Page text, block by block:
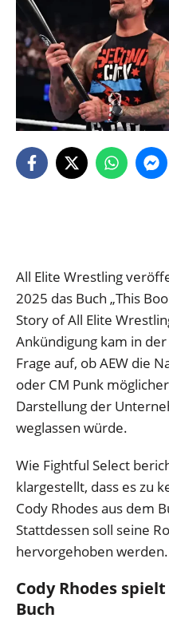
All Elite Wrestling
2025 das Buch „This
Story of All Elite
Ankündigung kam in
Frage auf, ob AEW die
oder CM Punk
Darstellung der
weglassen würde.
Wie Fightful Select
klargestellt, dass es zu
Cody Rhodes aus dem
Stattdessen soll seine
hervorgehoben werden.
Cody Rhodes
Buch